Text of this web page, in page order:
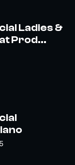
Ladies &
Prod...